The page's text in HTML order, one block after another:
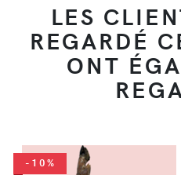
LES
REGARDÉ
ONT
-10%